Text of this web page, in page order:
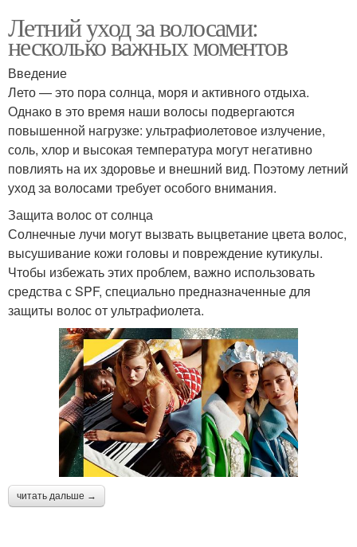
Летний уход за волосами:
несколько важных моментов
Введение
Лето — это пора солнца, моря и активного отдыха.
Однако в это время наши волосы подвергаются
повышенной нагрузке: ультрафиолетовое излучение,
соль, хлор и высокая температура могут негативно
повлиять на их здоровье и внешний вид. Поэтому летний
уход за волосами требует особого внимания.
Защита волос от солнца
Солнечные лучи могут вызвать выцветание цвета волос,
высушивание кожи головы и повреждение кутикулы.
Чтобы избежать этих проблем, важно использовать
средства с SPF, специально предназначенные для
защиты волос от ультрафиолета.
читать дальше →